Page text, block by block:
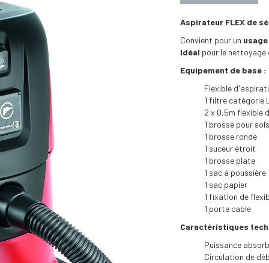
Aspirateur FLEX de
Convient pour un
Idéal pour le nettoyage
Equipement de base :
Flexible
1 filtre catégorie
2 x 0,5m flexible
1 brosse pour
1 brosse ronde
1 suceur étroit
1 brosse plate
1 sac à poussière
1 sac papier
1 fixation de
1 porte cable
Caractéristiques
Puissance
Circulation de